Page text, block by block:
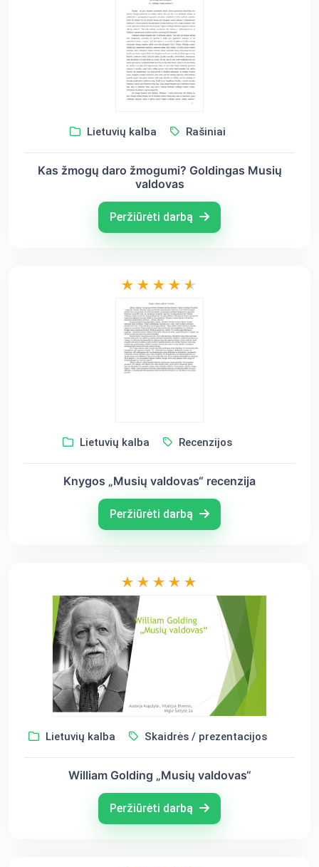
Lietuvių kalba Rašiniai
Kas žmogų daro žmogumi? Goldingas Musių
valdovas
Peržiūrėti darbą
Lietuvių kalba Recenzijos
Knygos „Musių valdovas“ recenzija
Peržiūrėti darbą
Lietuvių kalba Skaidrės / prezentacijos
William Golding „Musių valdovas“
Peržiūrėti darbą